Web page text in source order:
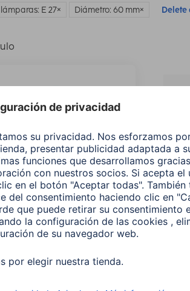
E 27 Diámetro: 60 mm Delete
Bombilla Led Inteligente